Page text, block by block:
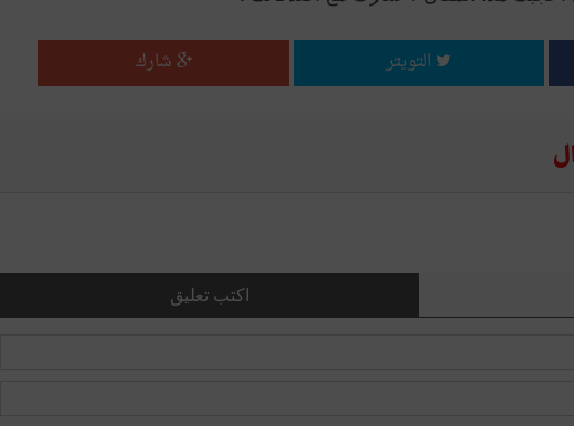
التويتر شارك
اكتب تعليق